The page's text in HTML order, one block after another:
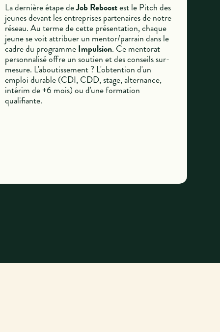
La dernière étape deJob Reboostest le Pitch des
jeunes devant les entreprises partenaires de notre
réseau. Au terme de cette présentation, chaque
jeune se voit attribuer un mentor/parrain dans le
cadre du programmeImpulsion. Ce mentorat
personnalisé offre un soutien et des conseils sur-
mesure. L'aboutissement ? L'obtention d'un
emploi durable (CDI, CDD, stage, alternance,
intérim de +6 mois) ou d'une formation
qualifiante.